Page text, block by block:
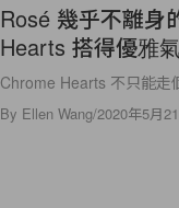
Rosé 幾乎不離身
Hearts 搭得優雅
Chrome Hearts 不只能走
By Ellen Wang/2020年5月